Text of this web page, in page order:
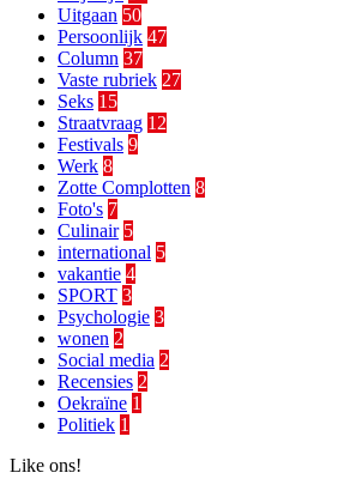
Uitgaan 50
Persoonlijk 47
Column 37
Vaste rubriek 27
Seks 15
Straatvraag 12
Festivals 9
Werk 8
Zotte Complotten 8
Foto's 7
Culinair 5
international 5
vakantie 4
SPORT 3
Psychologie 3
wonen 2
Social media 2
Recensies 2
Oekraïne 1
Politiek 1
Like ons!